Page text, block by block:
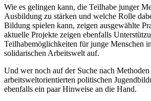
Wie es gelingen kann, die Teilhabe junger
Ausbildung zu stärken und welche Rolle
Bildung spielen kann, zeigen ausgewählte
aktuelle Projekte zeigen ebenfalls
Teilhabemöglichkeiten für junge Menschen
solidarischen Arbeitswelt auf.
Und wer noch auf der Suche nach
arbeitsweltorientierten politischen
ebenfalls ein paar Hinweise an die Hand.